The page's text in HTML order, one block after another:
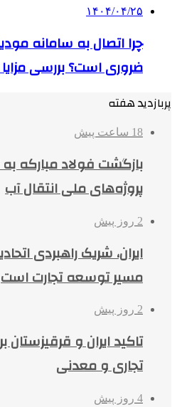
۱۴۰۴/۰۴/۲۵
چرا اتصال به سامانه
ضروری است؟ بررسی
پربازدید هفته
18 ساعت پیش
بازگشت فولاد مبارکه به
پروژه‌های ملی انتقال آب
2 روز پیش
ایران، شریک راهبردی
مسیر توسعه تجارت است
2 روز پیش
تاکید ایران و
تجاری و معدنی
4 روز پیش